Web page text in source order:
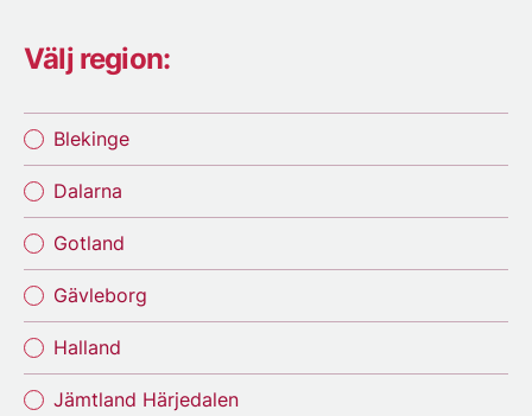
Välj region:
Blekinge
Dalarna
Gotland
Gävleborg
Halland
Jämtland Härjedalen